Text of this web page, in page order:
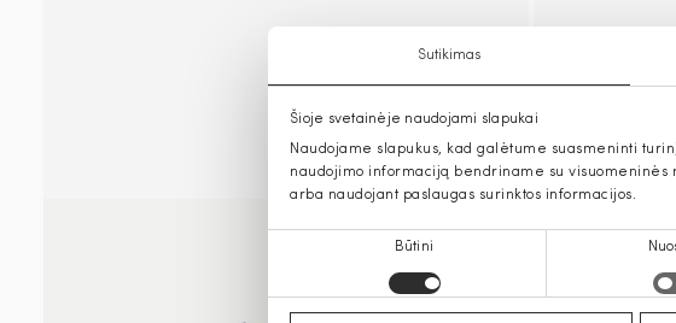
Sutikimas
Šioje svetainėje naudojami slapukai
Naudojame slapukus, kad galėtume suasmeninti
naudojimo informaciją bendriname su
arba naudojant paslaugas surinktos informacijos.
Būtini